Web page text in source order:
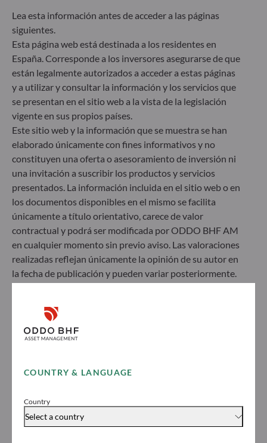
COUNTRY & LANGUAGE
Country
Select a country
sostenibilidad de los fondos sea transparente, más
comparable y se entienda mejor por los inversores
finales. Artículo 6: El equipo de gestión no tiene en
cuenta riesgos de sostenibilidad ni incidencias
adversas de las decisiones de inversión en los
factores de sostenibilidad en el proceso de toma de
decisiones. Artículo 8: El equipo de gestión aborda
los riesgos de sostenibilidad integrando criterios
ESG (medioambientales, sociales y/o de gobierno
corporativo) en su proceso de toma de decisiones
de inversión. Artículo 9: El equipo de gestión
persigue un objetivo de inversión estrictamente
sostenible que contribuye de forma significativa a
los desafíos de la transición ecológica y aborda los
riesgos de sostenibilidad mediante las
calificaciones proporcionadas por el proveedor de
datos ESG externo de la Sociedad gestora.
ODDO BHF Asset Management SAS*
12 boulevard de la Madeleine
Lea esta información antes de acceder a las páginas
siguientes.
Esta página web está destinada a los residentes en
España. Corresponde a los inversores asegurarse de que
están legalmente autorizados a acceder a estas páginas
y a utilizar y consultar la información y los servicios que
se presentan en el sitio web a la vista de la legislación
vigente en sus propios países.
Este sitio web y la información que se muestra se han
elaborado únicamente con fines informativos y no
constituyen una oferta o asesoramiento de inversión ni
una invitación a suscribir los productos y servicios
presentados. La información incluida en el sitio web o en
los documentos disponibles en el mismo se facilita
únicamente a título orientativo, carece de valor
contractual y podrá ser modificada por ODDO BHF AM
en cualquier momento sin previo aviso. Las valoraciones
realizadas reflejan únicamente la opinión de su autor en
la fecha de publicación y pueden variar posteriormente.
conllevan el riesgo de pérdida de capital; el valor
liquidativo de los fondos puede incrementarse o
inversión inicial. Las suscripciones y reembolsos del
Antes de suscribir un fondo, se aconseja a los inversores
que se pongan en contacto con un asesor de inversiones
y deben leer el Documento de datos fundamentales